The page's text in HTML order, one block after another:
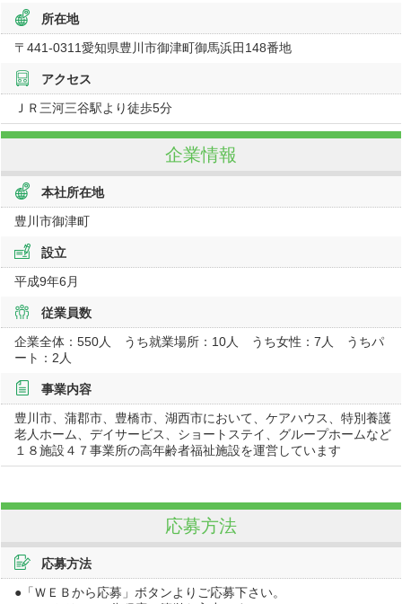
所在地
〒441-0311愛知県豊川市御津町御馬浜田148番地
アクセス
ＪＲ三河三谷駅より徒歩5分
企業情報
本社所在地
豊川市御津町
設立
平成9年6月
従業員数
企業全体：550人 うち就業場所：10人 うち女性：7人 うちパ
ート：2人
事業内容
豊川市、蒲郡市、豊橋市、湖西市において、ケアハウス、特別養護
老人ホーム、デイサービス、ショートステイ、グループホームなど
１８施設４７事業所の高年齢者福祉施設を運営しています
応募方法
応募方法
●「ＷＥＢから応募」ボタンよりご応募下さい。